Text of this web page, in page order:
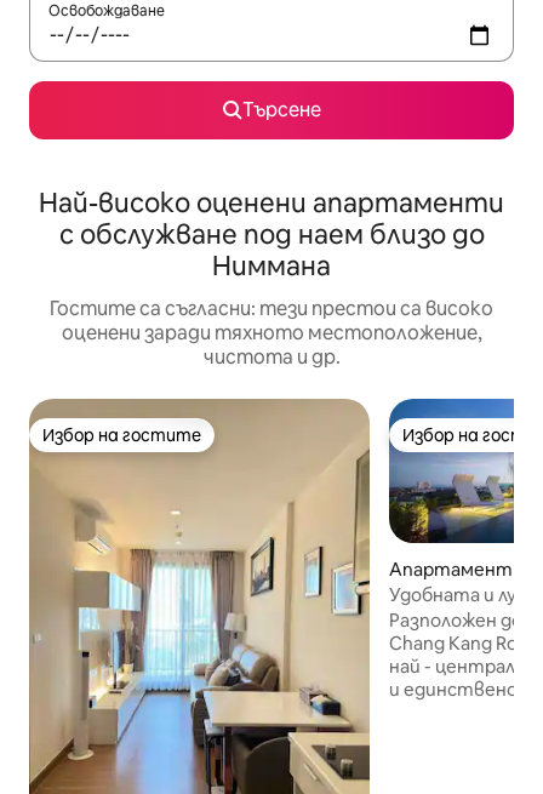
Освобождаване
Търсене
Най-високо оценени апартаменти
с обслужване под наем близо до
Ниммана
Гостите са съгласни: тези престои са високо
оценени заради тяхното местоположение,
чистота и др.
Избор на гостите
Избор на гостите Избор на
Избор на
Апартамент –
ang Khlan
Удобната и
близо до
Разположен до
Chang Kang
най -
и